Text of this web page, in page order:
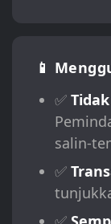
📱
✅
salin-
✅